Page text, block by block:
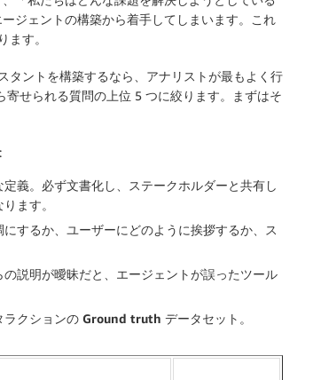
ジェントの構築から着手してしまいます。これ
す。
タントを構築するなら、アナリストが最もよく行
せられる質問の上位 5 つに絞ります。まずはそ
定義。必ず文書化し、ステークホルダーと共有し
ます。
するか、ユーザーにどのように挨拶するか、ス
の説明が曖昧だと、エージェントが誤ったツール
ラクションの Ground truth データセット 。